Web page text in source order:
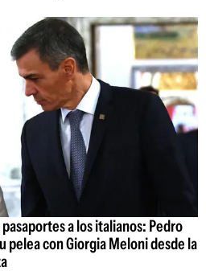
a los italianos: Pedro
pelea con Giorgia Meloni desde la